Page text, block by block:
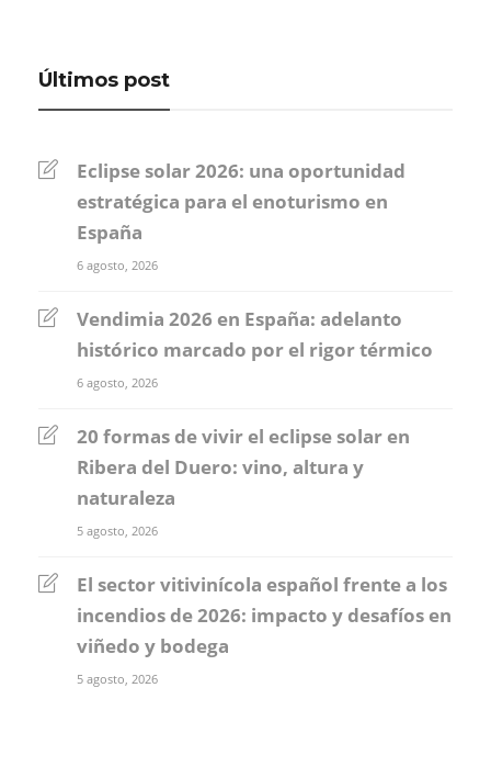
Últimos post
Eclipse solar 2026: una oportunidad
estratégica para el enoturismo en
España
6 agosto, 2026
Vendimia 2026 en España: adelanto
histórico marcado por el rigor térmico
6 agosto, 2026
20 formas de vivir el eclipse solar en
Ribera del Duero: vino, altura y
naturaleza
5 agosto, 2026
El sector vitivinícola español frente a los
incendios de 2026: impacto y desafíos en
viñedo y bodega
5 agosto, 2026